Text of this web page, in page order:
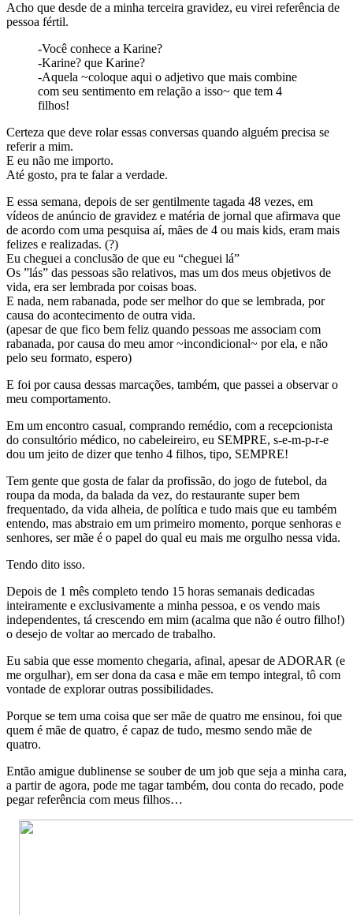
Acho que desde de a minha terceira gravidez, eu virei referência de
pessoa fértil.
-Você conhece a Karine?
-Karine? que Karine?
-Aquela ~coloque aqui o adjetivo que mais combine
com seu sentimento em relação a isso~ que tem 4
filhos!
Certeza que deve rolar essas conversas quando alguém precisa se
referir a mim.
E eu não me importo.
Até gosto, pra te falar a verdade.
E essa semana, depois de ser gentilmente tagada 48 vezes, em
vídeos de anúncio de gravidez e matéria de jornal que afirmava que
de acordo com uma pesquisa aí, mães de 4 ou mais kids, eram mais
felizes e realizadas. (?)
Eu cheguei a conclusão de que eu “cheguei lá”
Os ”lás” das pessoas são relativos, mas um dos meus objetivos de
vida, era ser lembrada por coisas boas.
E nada, nem rabanada, pode ser melhor do que se lembrada, por
causa do acontecimento de outra vida.
(apesar de que fico bem feliz quando pessoas me associam com
rabanada, por causa do meu amor ~incondicional~ por ela, e não
pelo seu formato, espero)
E foi por causa dessas marcações, também, que passei a observar o
meu comportamento.
Em um encontro casual, comprando remédio, com a recepcionista
do consultório médico, no cabeleireiro, eu SEMPRE, s-e-m-p-r-e
dou um jeito de dizer que tenho 4 filhos, tipo, SEMPRE!
Tem gente que gosta de falar da profissão, do jogo de futebol, da
roupa da moda, da balada da vez, do restaurante super bem
frequentado, da vida alheia, de política e tudo mais que eu também
entendo, mas abstraio em um primeiro momento, porque senhoras e
senhores, ser mãe é o papel do qual eu mais me orgulho nessa vida.
Tendo dito isso.
Depois de 1 mês completo tendo 15 horas semanais dedicadas
inteiramente e exclusivamente a minha pessoa, e os vendo mais
independentes, tá crescendo em mim (acalma que não é outro filho!)
o desejo de voltar ao mercado de trabalho.
Eu sabia que esse momento chegaria, afinal, apesar de ADORAR (e
me orgulhar), em ser dona da casa e mãe em tempo integral, tô com
vontade de explorar outras possibilidades.
Porque se tem uma coisa que ser mãe de quatro me ensinou, foi que
quem é mãe de quatro, é capaz de tudo, mesmo sendo mãe de
quatro.
Então amigue dublinense se souber de um job que seja a minha cara,
a partir de agora, pode me tagar também, dou conta do recado, pode
pegar referência com meus filhos…